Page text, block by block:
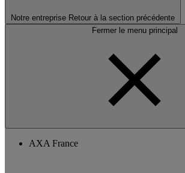
Notre entreprise Retour à la section précédente
Fermer le menu principal
AXA France